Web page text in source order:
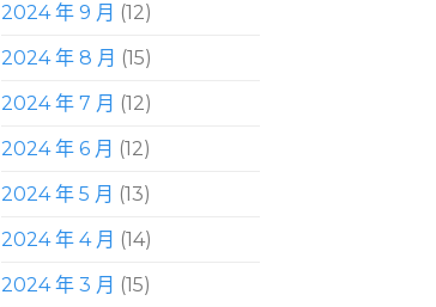
2024 年 9 月 (12)
2024 年 8 月 (15)
2024 年 7 月 (12)
2024 年 6 月 (12)
2024 年 5 月 (13)
2024 年 4 月 (14)
2024 年 3 月 (15)